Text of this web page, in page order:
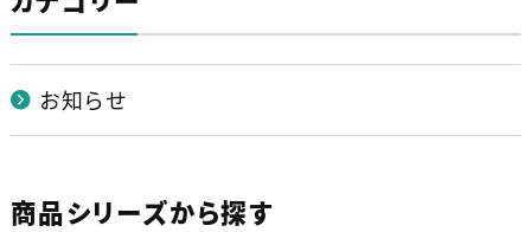
お知らせ
商品シリーズから探す